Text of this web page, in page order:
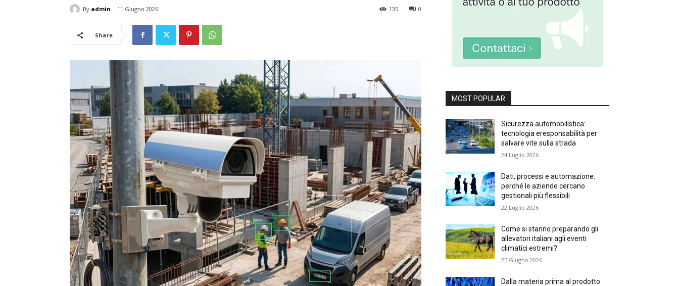
By admin 11 Giugno 2026 0
135
Share
MOST POPULAR
Sicurezza automobilistica:
tecnologia eresponsabilità per
salvare vite sulla strada
24 Luglio 2026
Dati, processi e automazione:
perché le aziende cercano
gestionali più flessibili
22 Luglio 2026
Come si stanno preparando gli
allevatori italiani agli eventi
climatici estremi?
25 Giugno 2026
Dalla materia prima al prodotto